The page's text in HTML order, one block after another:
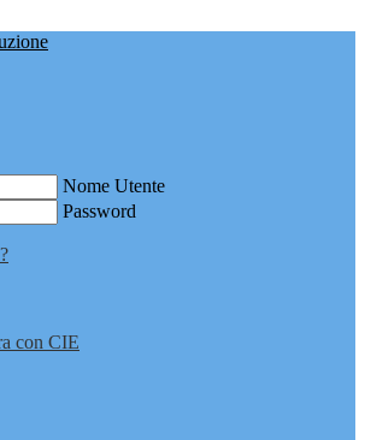
Nome Utente
Password
con CIE